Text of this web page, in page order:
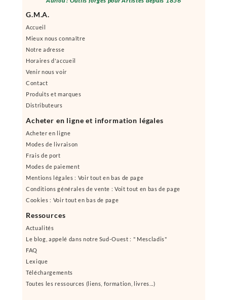
G.M.A.
Accueil
Mieux nous connaître
Notre adresse
Horaires d'accueil
Venir nous voir
Contact
Produits et marques
Distributeurs
Acheter en ligne et information légales
Acheter en ligne
Modes de livraison
Frais de port
Modes de paiement
Mentions légales : Voir tout en bas de page
Conditions générales de vente : Voit tout en bas de page
Cookies : Voir tout en bas de page
Ressources
Actualités
Le blog, appelé dans notre Sud-Ouest : " Mescladis"
FAQ
Lexique
Téléchargements
Toutes les ressources (liens, formation, livres...)